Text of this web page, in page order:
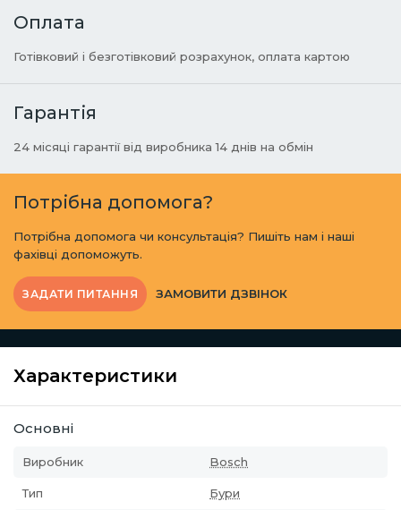
Оплата
Готівковий і безготівковий розрахунок, оплата картою
Гарантія
24 місяці гарантії від виробника 14 днів на обмін
Потрібна допомога?
Потрібна допомога чи консультація? Пишіть нам і наші
фахівці допоможуть.
ЗАДАТИ ПИТАННЯ ЗАМОВИТИ ДЗВІНОК
Характеристики
Основні
Виробник Bosch
Тип Бури